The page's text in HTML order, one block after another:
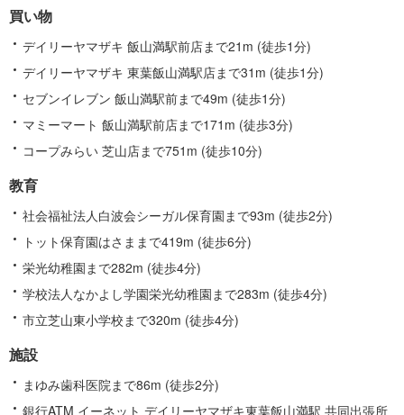
買い物
デイリーヤマザキ 飯山満駅前店まで21m (徒歩1分)
デイリーヤマザキ 東葉飯山満駅店まで31m (徒歩1分)
セブンイレブン 飯山満駅前まで49m (徒歩1分)
マミーマート 飯山満駅前店まで171m (徒歩3分)
コープみらい 芝山店まで751m (徒歩10分)
教育
社会福祉法人白波会シーガル保育園まで93m (徒歩2分)
トット保育園はさままで419m (徒歩6分)
栄光幼稚園まで282m (徒歩4分)
学校法人なかよし学園栄光幼稚園まで283m (徒歩4分)
市立芝山東小学校まで320m (徒歩4分)
施設
まゆみ歯科医院まで86m (徒歩2分)
銀行ATM イーネット デイリーヤマザキ東葉飯山満駅 共同出張所